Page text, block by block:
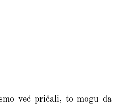
već pričali, to mogu da